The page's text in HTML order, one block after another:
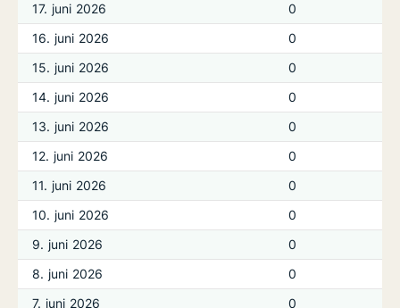
17. juni 2026
0
16. juni 2026
0
15. juni 2026
0
14. juni 2026
0
13. juni 2026
0
12. juni 2026
0
11. juni 2026
0
10. juni 2026
0
9. juni 2026
0
8. juni 2026
0
7. juni 2026
0